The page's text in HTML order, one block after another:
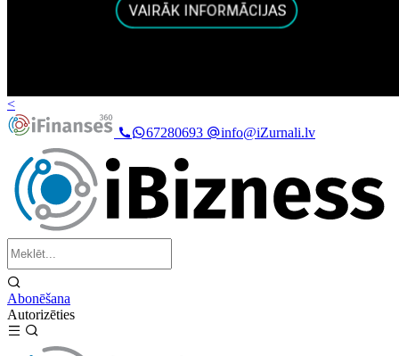
<
67280693
info@iZurnali.lv
Abonēšana
Autorizēties